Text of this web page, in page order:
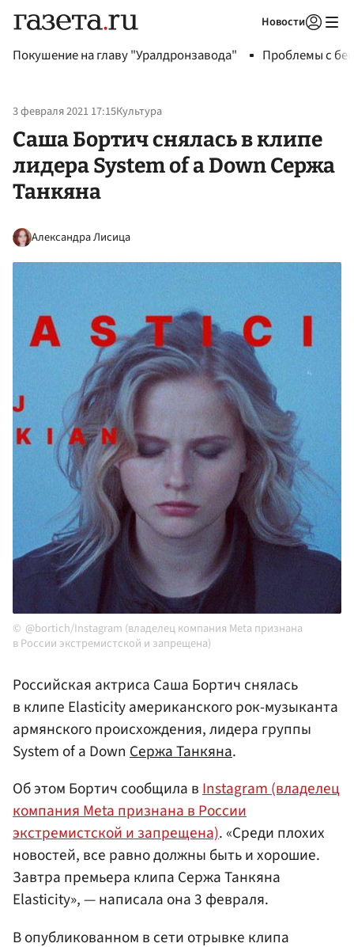
Новости
Покушение на главу "Уралдронзавода" Проблемы с
3 февраля 2021 17:15Культура
Саша Бортич снялась в клипе
лидера System of a Down Сержа
Танкяна
Александра Лисица
@bortich/Instagram (владелец компания Meta признана
в России экстремистской и запрещена)
Российская актриса Саша Бортич снялась
в клипе Elasticity американского рок-музыканта
армянского происхождения, лидера группы
System of a Down Сержа Танкяна.
Об этом Бортич сообщила вInstagram (владелец
компания Meta признана в России
экстремистской и запрещена). «Среди плохих
новостей, все равно должны быть и хорошие.
Завтра премьера клипа Сержа Танкяна
Elasticity», — написала она 3 февраля.
В опубликованном в сети отрывке клипа